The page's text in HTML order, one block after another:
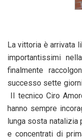
La vittoria è arrivata
importantissimi
finalmente
successo sette
Il tecnico Ciro
hanno sempre
lunga sosta
e concentrati di